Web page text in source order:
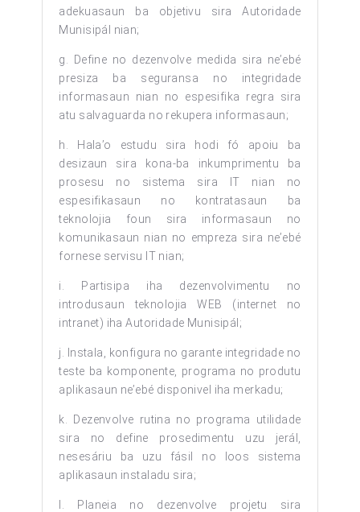
adekuasaun ba objetivu sira Autoridade
Munisipál nian;
g. Define no dezenvolve medida sira ne’ebé
presiza ba seguransa no integridade
informasaun nian no espesifika regra sira
atu salvaguarda no rekupera informasaun;
h. Hala’o estudu sira hodi fó apoiu ba
desizaun sira kona-ba inkumprimentu ba
prosesu no sistema sira IT nian no
espesifikasaun no kontratasaun ba
teknolojia foun sira informasaun no
komunikasaun nian no empreza sira ne’ebé
fornese servisu IT nian;
i. Partisipa iha dezenvolvimentu no
introdusaun teknolojia WEB (internet no
intranet) iha Autoridade Munisipál;
j. Instala, konfigura no garante integridade no
teste ba komponente, programa no produtu
aplikasaun ne’ebé disponivel iha merkadu;
k. Dezenvolve rutina no programa utilidade
sira no define prosedimentu uzu jerál,
nesesáriu ba uzu fásil no loos sistema
aplikasaun instaladu sira;
l. Planeia no dezenvolve projetu sira